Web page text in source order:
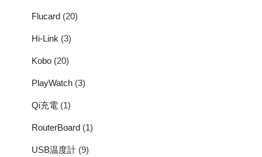
Flucard (20)
Hi-Link (3)
Kobo (20)
PlayWatch (3)
Qi充電 (1)
RouterBoard (1)
USB温度計 (9)